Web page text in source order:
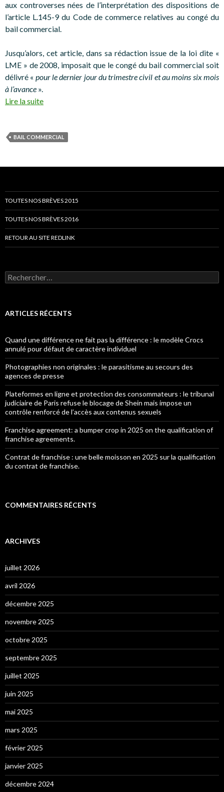
aux controverses nées de l’interprétation des dispositions de
l’article L.145-9 du Code de commerce relatives au congé du
bail commercial.
Jusqu’alors, cet article, dans sa rédaction issue de la loi dite «
LME » de 2008, imposait que le congé du bail commercial soit
délivré « pour le dernier jour du trimestre civil et au moins six mois
à l’avance ».
Lire la suite
BAIL COMMERCIAL
TOUTES NOS BRÈVES 2015
TOUTES NOS BRÈVES 2016
RETOUR AU SITE REDLINK
Rechercher :
ARTICLES RÉCENTS
Quand une différence ne fait pas la différence : le modèle Crocs
annulé pour défaut de caractère individuel
Photographies non originales : le parasitisme au secours des
agences de presse
Plateformes en ligne et protection des consommateurs : le tribunal
judiciaire de Paris refuse le blocage de Shein mais impose un
contrôle renforcé de l’accès aux contenus sexuels
Franchise agreement: a bumper crop in 2025 on the qualification of
franchise agreements.
Contrat de franchise : une belle moisson en 2025 sur la qualification
du contrat de franchise.
COMMENTAIRES RÉCENTS
ARCHIVES
juillet 2026
avril 2026
décembre 2025
novembre 2025
octobre 2025
septembre 2025
juillet 2025
juin 2025
mai 2025
mars 2025
février 2025
janvier 2025
décembre 2024